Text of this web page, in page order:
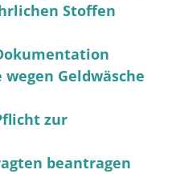
Stoffen
Geldwäsche
zur
beantragen